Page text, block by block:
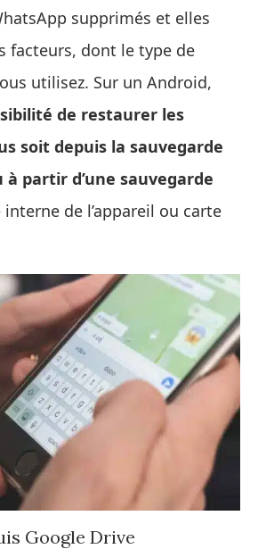
supprimés et elles
facteurs, dont le type de
utilisez. Sur un Android,
de restaurer les
soit depuis la sauvegarde
à partir d’une sauvegarde
de l’appareil ou carte
Google Drive